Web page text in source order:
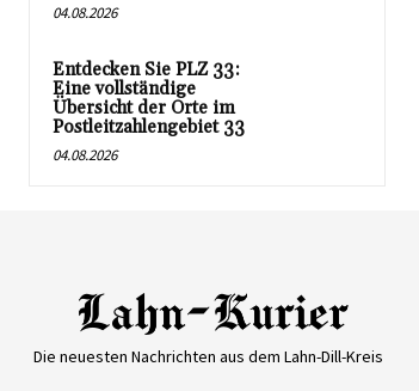
04.08.2026
Entdecken Sie PLZ 33:
Eine vollständige
Übersicht der Orte im
Postleitzahlengebiet 33
04.08.2026
Die neuesten Nachrichten aus dem Lahn-Dill-Kreis